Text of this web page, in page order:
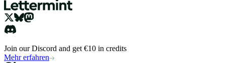
Join our Discord and get €10 in credits
Mehr erfahren